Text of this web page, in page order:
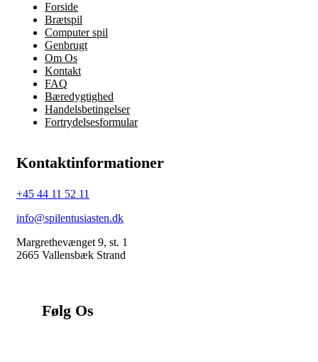
Forside
Brætspil
Computer spil
Genbrugt
Om Os
Kontakt
FAQ
Bæredygtighed
Handelsbetingelser
Fortrydelsesformular
Kontaktinformationer
+45 44 11 52 11
info@spilentusiasten.dk
Margrethevænget 9, st. 1
2665 Vallensbæk Strand
Følg Os